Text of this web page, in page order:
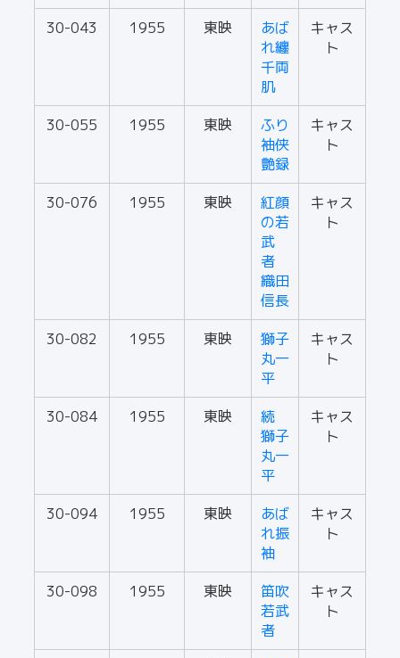
30-043 1955 東映
あば
れ纏
千両
肌
キャス
ト
30-055 1955 東映
ふり
袖侠
艶録
キャス
ト
30-076 1955 東映
紅顔
の若
武
者
織田
信長
キャス
ト
30-082 1955 東映
獅子
丸一
平
キャス
ト
30-084 1955 東映
続
獅子
丸一
平
キャス
ト
30-094 1955 東映
あば
れ振
袖
キャス
ト
30-098 1955 東映
笛吹
若武
者
キャス
ト